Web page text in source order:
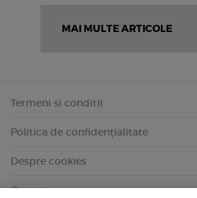
MAI MULTE ARTICOLE
Termeni si conditii
Politica de confidențialitate
Despre cookies
Contact